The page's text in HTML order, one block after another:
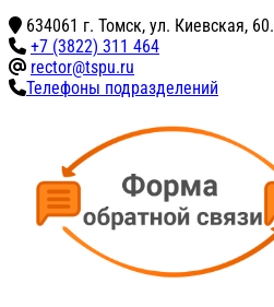
634061 г. Томск, ул. Киевская, 60.
+7 (3822) 311 464
rector@tspu.ru
Телефоны подразделений